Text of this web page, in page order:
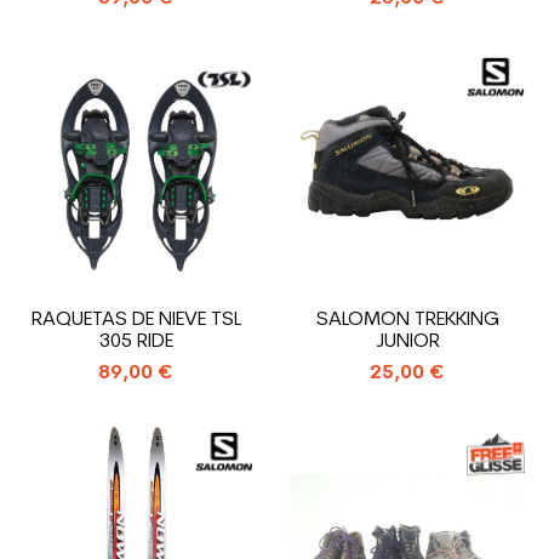
RAQUETAS DE NIEVE TSL
305 RIDE
89,00 €
SALOMON TREKKING
JUNIOR
25,00 €